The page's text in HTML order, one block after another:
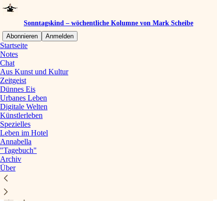
Sonntagskind – wöchentliche Kolumne von Mark Scheibe
Abonnieren
Anmelden
Startseite
Notes
Chat
Aus Kunst und Kultur
Zeitgeist
Dünnes Eis
Urbanes Leben
Digitale Welten
Künstlerleben
Spezielles
Leben im Hotel
Annabella
"Tagebuch"
Archiv
Über
Mit dem Hausboot nach Berlin
Captain's Dinner in der Zeitgeistschleuse